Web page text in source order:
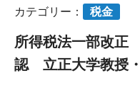
カテゴリー： 税金
所得税法一部改正
認 立正大学教授・